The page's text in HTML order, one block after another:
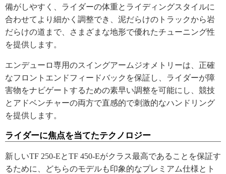
備がしやすく、ライダーの体重とライディングスタイルに
合わせてより細かく調整でき、泥だらけのトラックから岩
だらけの道まで、さまざまな地形で優れたチューニング性
を提供します。
エンデューロ専用のスイングアームジオメトリーは、正確
なフロントエンドフィードバックを保証し、ライダーが障
害物をナビゲートするための素早い調整を可能にし、競技
とアドベンチャーの両方で直感的で刺激的なハンドリング
を提供します。
ライダーに焦点を当てたテクノロジー
新しいTF 250-EとTF 450-Eがクラス最高であることを保証す
るために、どちらのモデルも印象的なプレミアム仕様とト